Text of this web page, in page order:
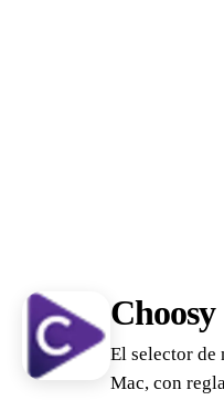
Choosy
El selector de
Mac, con